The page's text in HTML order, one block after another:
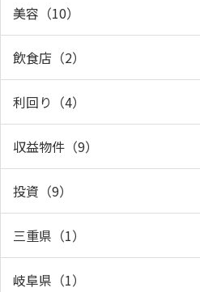
美容（10）
飲食店（2）
利回り（4）
収益物件（9）
投資（9）
三重県（1）
岐阜県（1）